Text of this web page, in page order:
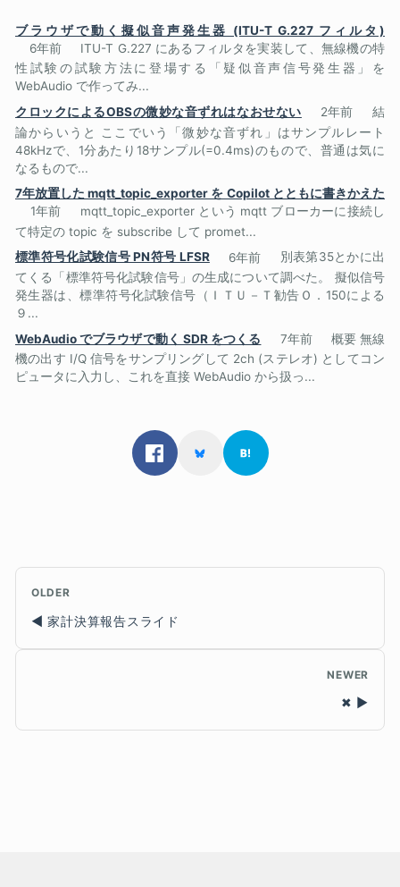
ブラウザで動く擬似音声発生器 (ITU-T G.227 フィルタ)
6年前
ITU-T G.227 にあるフィルタを実装して、無線機の特
性試験の試験方法に登場する「疑似音声信号発生器」を
WebAudio で作ってみ...
クロックによるOBSの微妙な音ずれはなおせない
2年前
結
論からいうと ここでいう「微妙な音ずれ」はサンプルレート
48kHzで、1分あたり18サンプル(=0.4ms)のもので、普通は気に
なるもので...
7年放置した mqtt_topic_exporter を Copilot とともに書きかえた
1年前
mqtt_topic_exporter という mqtt ブローカーに接続し
て特定の topic を subscribe して promet...
標準符号化試験信号 PN符号 LFSR
6年前
別表第35とかに出
てくる「標準符号化試験信号」の生成について調べた。 擬似信号
発生器は、標準符号化試験信号（ＩＴＵ－Ｔ勧告Ｏ．150による
９...
WebAudio でブラウザで動く SDR をつくる
7年前
概要 無線
機の出す I/Q 信号をサンプリングして 2ch (ステレオ) としてコン
ピュータに入力し、これを直接 WebAudio から扱っ...
OLDER
家計決算報告スライド
NEWER
✖